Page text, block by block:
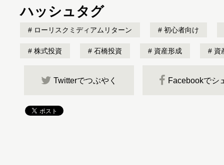
ハッシュタグ
ローリスクミディアムリターン 初心者向け
株式投資 石橋投資 資産形成 資
Twitterでつぶやく Facebookでシ